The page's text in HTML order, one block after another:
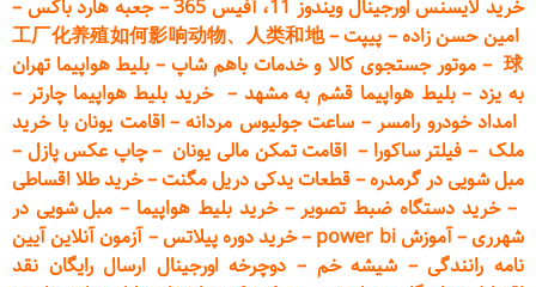
خرید لایسنس اورجینال ویندوز 11، آفیس 365
–جعبه هارد باکس –
امین حسن زاده– پیپت–
工厂化养殖如何影响动物、人类和地
球
– موتور جستجوی کالا و خدمات باهم شاپ– بلیط هواپیما تهران
به یزد–بلیط هواپیما قشم به مشهد –خرید بلیط هواپیما چارتر –
امداد خودرو رامسر– ساعت جولیوس مردانه–اقامت یونان با خرید
ملک – فیلتر ساکورا – اقامت تمکن مالی یونان –چاپ عکس پازل –
مبل شویی در گرمدره–قطعاتیدکی دریل مگنت–خرید طلا اقساطی
–خرید دستگاه ضبط تصویر–خرید بلیط هواپیما –مبل شویی در
شهرری–آموزش power bi –خرید دورهپیلاتس–آزمون آنلاین آیین
نامه رانندگی– شیشه خم – دوچرخه اورجینال ارسال رایگان نقد